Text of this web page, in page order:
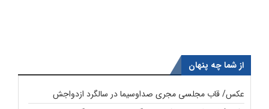
از شما چه پنهان
عکس/ قاب مجلسی مجری صداوسیما در سالگرد ازدواجش